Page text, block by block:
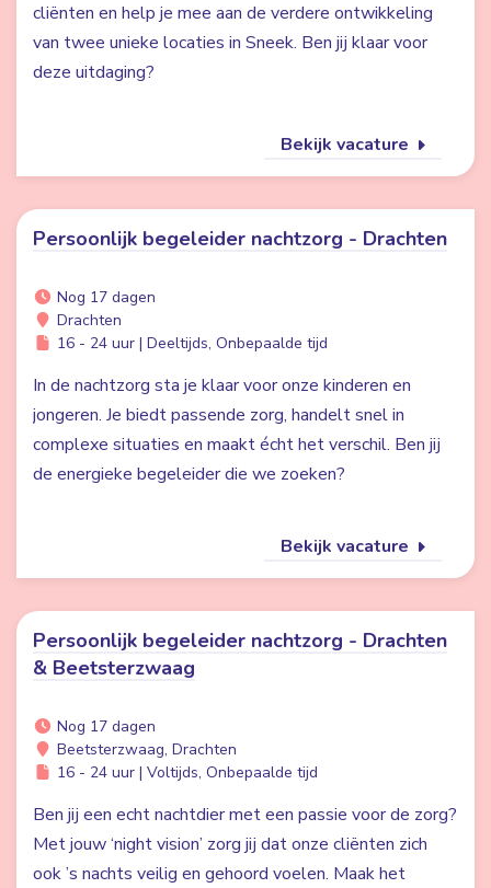
cliënten en help je mee aan de verdere ontwikkeling
van twee unieke locaties in Sneek. Ben jij klaar voor
deze uitdaging?
Bekijk vacature
Persoonlijk begeleider nachtzorg - Drachten
Nog 17 dagen
Drachten
16 - 24 uur | Deeltijds, Onbepaalde tijd
In de nachtzorg sta je klaar voor onze kinderen en
jongeren. Je biedt passende zorg, handelt snel in
complexe situaties en maakt écht het verschil. Ben jij
de energieke begeleider die we zoeken?
Bekijk vacature
Persoonlijk begeleider nachtzorg - Drachten
& Beetsterzwaag
Nog 17 dagen
Beetsterzwaag, Drachten
16 - 24 uur | Voltijds, Onbepaalde tijd
Ben jij een echt nachtdier met een passie voor de zorg?
Met jouw ‘night vision’ zorg jij dat onze cliënten zich
ook ’s nachts veilig en gehoord voelen. Maak het